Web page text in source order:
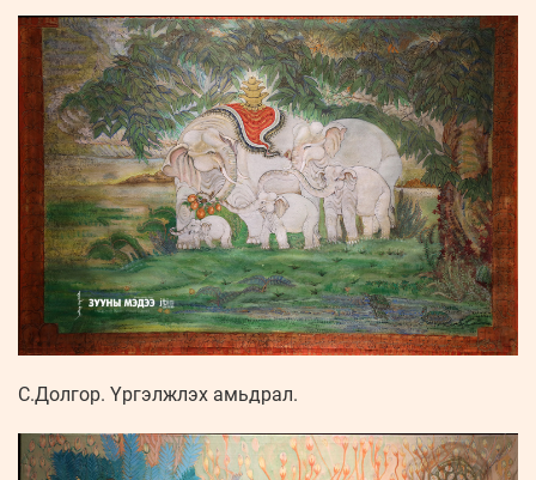
С.Долгор. Үргэлжлэх амьдрал.